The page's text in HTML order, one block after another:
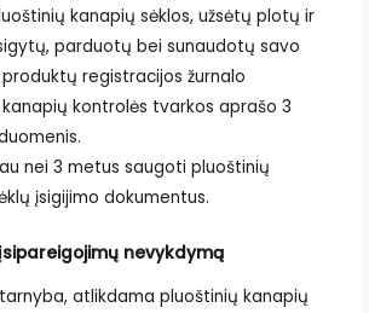
kanapių sėklos, užsėtų plotų ir
parduotų bei sunaudotų savo
registracijos žurnalo
kontrolės tvarkos aprašo 3
nei 3 metus saugoti pluoštinių
įsigijimo dokumentus.
nevykdymą
atlikdama pluoštinių kanapių